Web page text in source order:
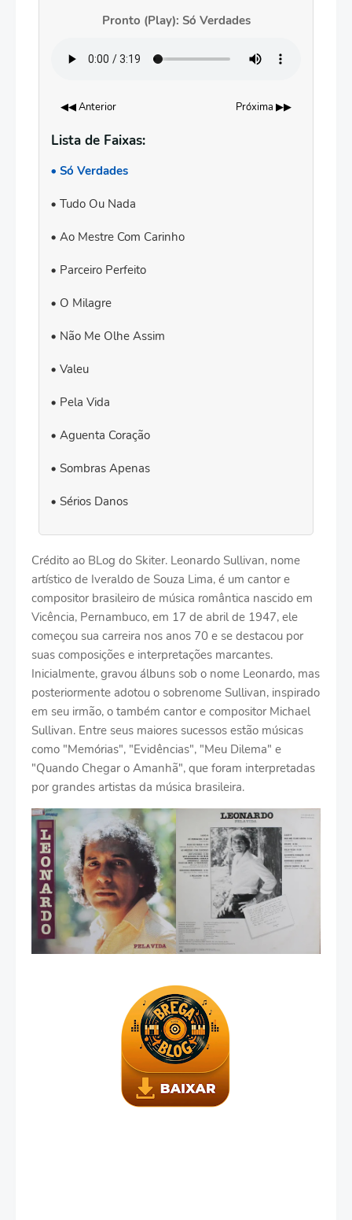
Pronto (Play): Só Verdades
◀◀ Anterior Próxima ▶▶
Lista de Faixas:
Só Verdades
Tudo Ou Nada
Ao Mestre Com Carinho
Parceiro Perfeito
O Milagre
Não Me Olhe Assim
Valeu
Pela Vida
Aguenta Coração
Sombras Apenas
Sérios Danos
Crédito ao BLog do Skiter. Leonardo Sullivan, nome
artístico de Iveraldo de Souza Lima, é um cantor e
compositor brasileiro de música romântica nascido em
Vicência, Pernambuco, em 17 de abril de 1947, ele
começou sua carreira nos anos 70 e se destacou por
suas composições e interpretações marcantes.
Inicialmente, gravou álbuns sob o nome Leonardo, mas
posteriormente adotou o sobrenome Sullivan, inspirado
em seu irmão, o também cantor e compositor Michael
Sullivan. Entre seus maiores sucessos estão músicas
como "Memórias", "Evidências", "Meu Dilema" e
"Quando Chegar o Amanhã", que foram interpretadas
por grandes artistas da música brasileira.